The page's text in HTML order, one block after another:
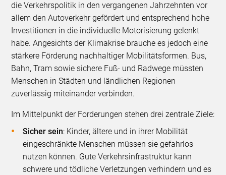
die Verkehrspolitik in den vergangenen Jahrzehnten vor
allem den Autoverkehr gefördert und entsprechend hohe
Investitionen in die individuelle Motorisierung gelenkt
habe. Angesichts der Klimakrise brauche es jedoch eine
stärkere Förderung nachhaltiger Mobilitätsformen. Bus,
Bahn, Tram sowie sichere Fuß- und Radwege müssten
Menschen in Städten und ländlichen Regionen
zuverlässig miteinander verbinden.
Im Mittelpunkt der Forderungen stehen drei zentrale Ziele:
Sicher sein: Kinder, ältere und in ihrer Mobilität
eingeschränkte Menschen müssen sie gefahrlos
nutzen können. Gute Verkehrsinfrastruktur kann
schwere und tödliche Verletzungen verhindern und es